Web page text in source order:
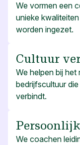
We vormen een
unieke
worden ingezet.
Cultuur
We helpen bij
bedrijfscultuur
verbindt.
We coachen